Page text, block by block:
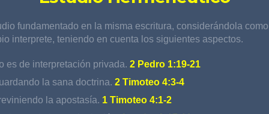
fundamentado en la misma escritura, considerándola
interprete, teniendo en cuenta los siguientes aspectos.
es de interpretación privada. 2 Pedro 1:19-21
la sana doctrina. 2 Timoteo 4:3-4
la apostasía. 1 Timoteo 4:1-2